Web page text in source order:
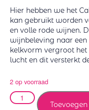
Hier hebben we het
kan gebruikt worden
en volle rode wijnen.
wijnbeleving naar
kelkvorm vergroot
lucht en dit versterkt
2 op voorraad